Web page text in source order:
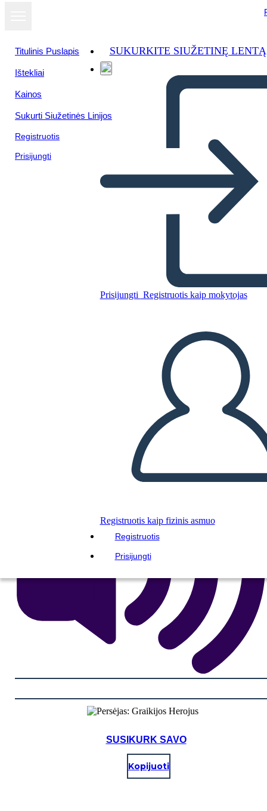
Titulinis Puslapis
Ištekliai
Kainos
Sukurti Siužetinės Linijos
Registruotis
Prisijungti
SUKURKITE SIUŽETINĘ LENTĄ
Prisijungti Registruotis kaip mokytojas
Registruotis kaip fizinis asmuo
Registruotis
Prisijungti
Nukopijuokite šią siužetinę lentą
SUKURTI SIUŽETINĘ LENTĄ
PALEISTI SKAIDRIŲ DEMONSTRACIJĄ
SKAITYK MAN
SUSIKURK SAVO
Kopijuoti